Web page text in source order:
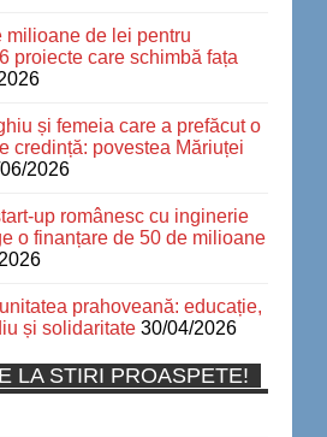
milioane de lei pentru
proiecte care schimbă fața
și femeia care a prefăcut o
credință: povestea Măriuței
2026
up românesc cu inginerie
o finanțare de 50 de milioane
prahoveană: educație,
și solidaritate 30/04/2026
LA STIRI PROASPETE!